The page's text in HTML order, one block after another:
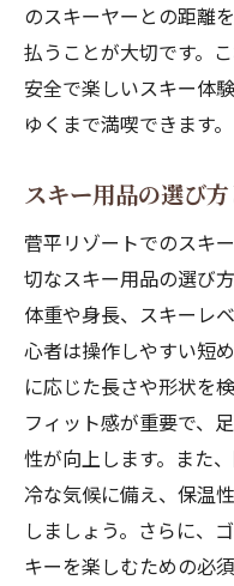
のスキーヤーとの距離
払うことが大切です。
安全で楽しいスキー体
ゆくまで満喫できます。
スキー用品の選び
菅平リゾートでのスキ
切なスキー用品の選び
体重や身長、スキーレ
心者は操作しやすい短
に応じた長さや形状を
フィット感が重要で、
性が向上します。また
冷な気候に備え、保温
しましょう。さらに、
キーを楽しむための必